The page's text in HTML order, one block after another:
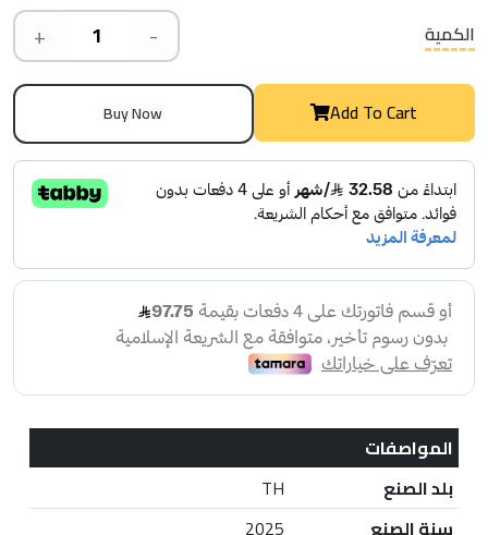
-
+ الكمية
Add To Cart
Buy Now
المواصفات
بلد الصنع
TH
سنة الصنع
2025